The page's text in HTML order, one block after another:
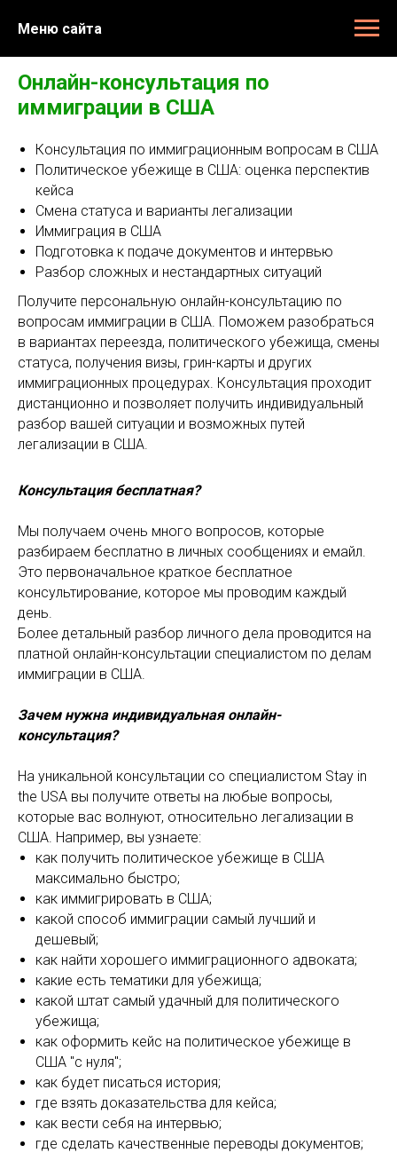
Меню сайта
Онлайн-консультация по
иммиграции в США
Консультация по иммиграционным вопросам в США
Политическое убежище в США: оценка перспектив
кейса
Смена статуса и варианты легализации
Иммиграция в США
Подготовка к подаче документов и интервью
Разбор сложных и нестандартных ситуаций
Получите персональную онлайн-консультацию по
вопросам иммиграции в США. Поможем разобраться
в вариантах переезда, политического убежища, смены
статуса, получения визы, грин-карты и других
иммиграционных процедурах. Консультация проходит
дистанционно и позволяет получить индивидуальный
разбор вашей ситуации и возможных путей
легализации в США.
Консультация бесплатная?
Мы получаем очень много вопросов, которые
разбираем бесплатно в личных сообщениях и емайл.
Это первоначальное краткое бесплатное
консультирование, которое мы проводим каждый
день.
Более детальный разбор личного дела проводится на
платной онлайн-консультации специалистом по делам
иммиграции в США.
Зачем нужна индивидуальная онлайн-
консультация?
На уникальной консультации со специалистом Stay in
the USA вы получите ответы на любые вопросы,
которые вас волнуют, относительно легализации в
США. Например, вы узнаете:
как получить политическое убежище в США
максимально быстро;
как иммигрировать в США;
какой способ иммиграции самый лучший и
дешевый;
как найти хорошего иммиграционного адвоката;
какие есть тематики для убежища;
какой штат самый удачный для политического
убежища;
как оформить кейс на политическое убежище в
США "с нуля";
как будет писаться история;
где взять доказательства для кейса;
как вести себя на интервью;
где сделать качественные переводы документов;